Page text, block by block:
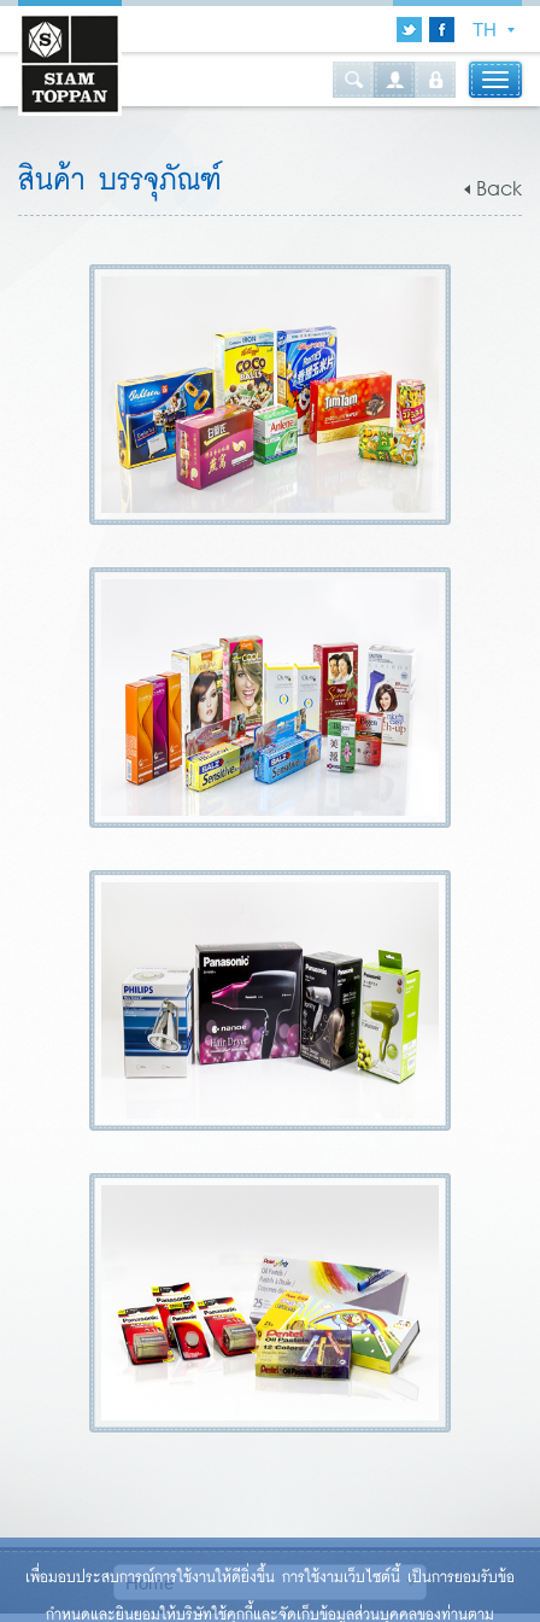
สินค้า บรรจุภัณฑ์ Back
เพื่อมอบประสบการณ์การใช้งานให้ดียิ่งขึ้น การใช้งามเว็บไซต์นี้ เป็นการยอมรับข้อ
กำหนดและยินยอมให้บริษัทใช้คุกกี้และจัดเก็บข้อมูลส่วนบุคคลของท่านตาม